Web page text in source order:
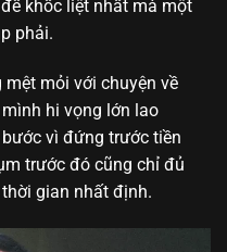
khốc liệt nhất mà một
phải.
mệt mỏi với chuyện về
hi vọng lớn lao
vì đứng trước tiền
trước đó cũng chỉ đủ
gian nhất định.